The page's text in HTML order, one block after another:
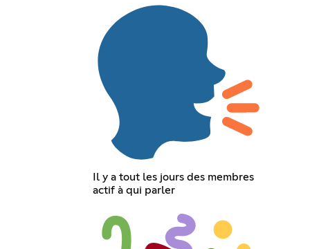
Il y a tout les jours des membres
actif à qui parler